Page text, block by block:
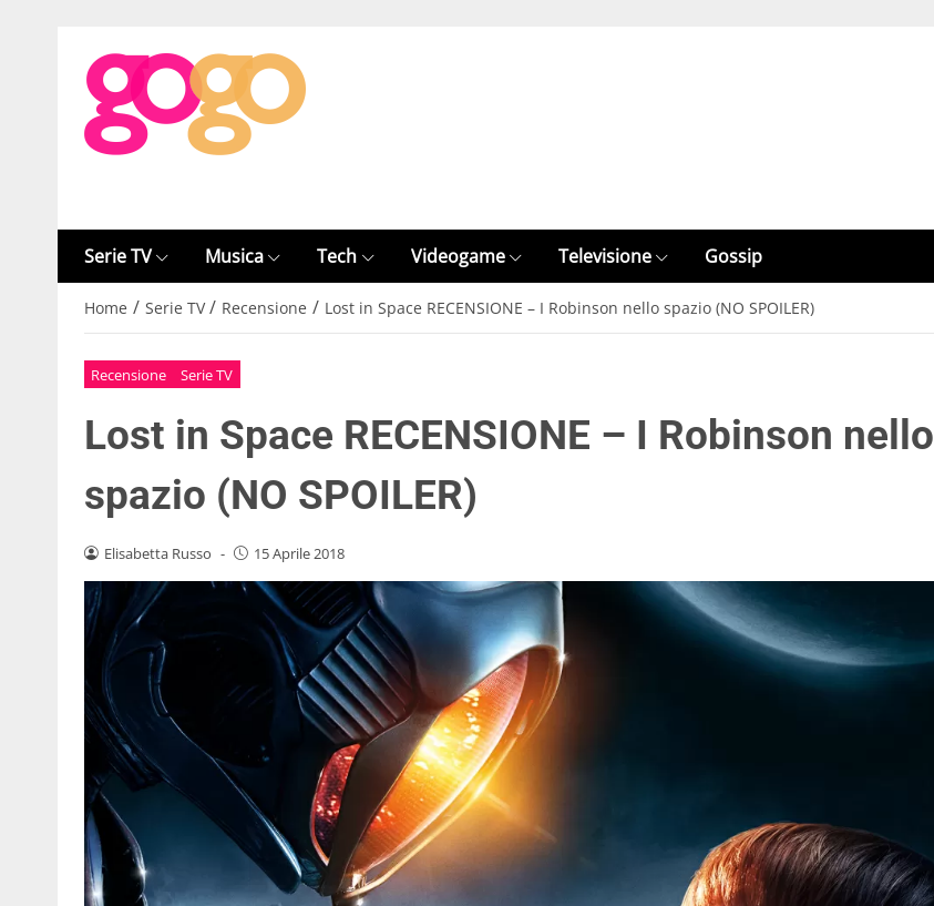
Serie TV Musica Tech Videogame Televisione Gossip
Home / Serie TV / Recensione / Lost in Space RECENSIONE – I Robinson nello spazio (NO SPOILER)
Recensione Serie TV
Lost in Space RECENSIONE – I Robinson nello
spazio (NO SPOILER)
Elisabetta Russo - 15 Aprile 2018